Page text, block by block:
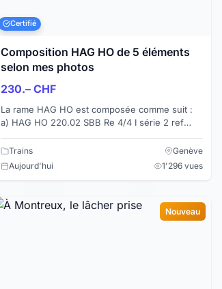
Certifié
Composition HAG HO de 5 éléments
selon mes photos
230.– CHF
La rame HAG HO est composée comme suit :
a) HAG HO 220.02 SBB Re 4/4 I série 2 ref
rondes, 2 gri...
Trains
Genève
Aujourd'hui
1'296 vues
Nouveau